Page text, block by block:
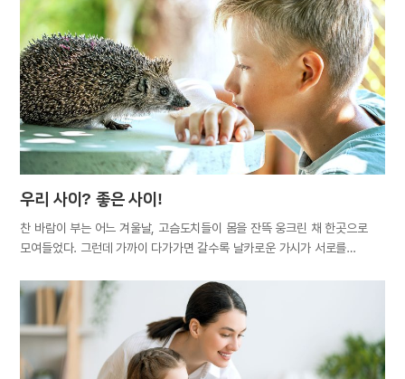
습관의 연속이라 해도 무방하다. 아리스토텔레스는 “우리가 반복적으로 하는
행동이 바로 우리가 누구인지 말해준다. 그러므로 중요한 건 행위가 아니라
습관이다”라고 했다. 아침에 늘 일어나는 시간이 되면 저절로 눈이 떠지고,
다리를 떨다 보면 나중에는 자신도 모르게 다리를 떤다. 식사 후 커피 마시는
버릇을 들이면 커피를 안 마시는 게 이상하게 느껴질 정도다. 이처럼 습관은
시간이 지날수록 점점 굳어져…
우리 사이? 좋은 사이!
찬 바람이 부는 어느 겨울날, 고슴도치들이 몸을 잔뜩 웅크린 채 한곳으로
모여들었다. 그런데 가까이 다가가면 갈수록 날카로운 가시가 서로를
수밖에 없었다. 이 우화에서 비롯된 ‘고슴도치 딜레마’는, 대인관계에서
친밀함을 원하면서도 적당한 거리를 두고 싶어 하는 욕구가 공존하는 사람의
심리를 말한다. 사람은 가정에서 부모의 보살핌을 받고, 학교에서는 친구와
선후배를 사귀며, 직장에서는 동료와 함께 일한다. 즉, 평생 부모, 형제,
배우자, 친척, 친구, 동료, 이웃 등과 끊임없이 관계를 맺으며 살아간다.